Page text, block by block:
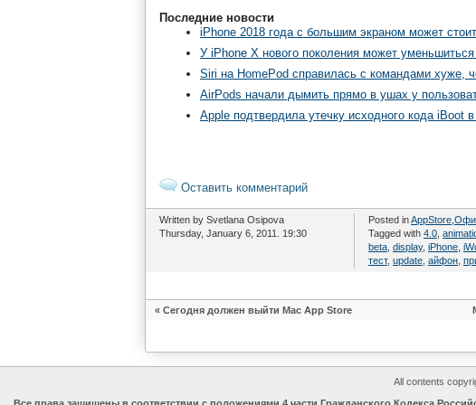
Последние новости
iPhone 2018 года с большим экраном может
У iPhone X нового поколения может
Siri на HomePod справилась с командами хуже,
AirPods начали дымить прямо в ушах у
Apple подтвердила утечку исходного кода iBoot в
Оставить комментарий
Written by Svetlana Osipova
Thursday, January 6, 2011. 19:30
Posted inAppStore
Tagged with 4.0
beta display, iPhone
тест, update айфон
« Сегодня должен выйти Mac App Store
All contents